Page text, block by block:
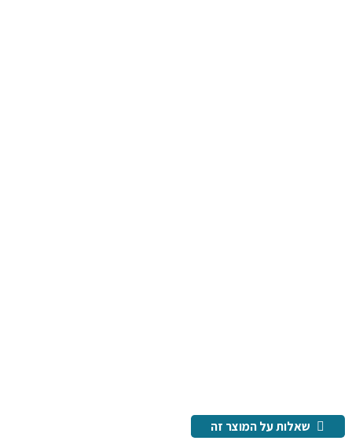
שאלות על המוצר זה